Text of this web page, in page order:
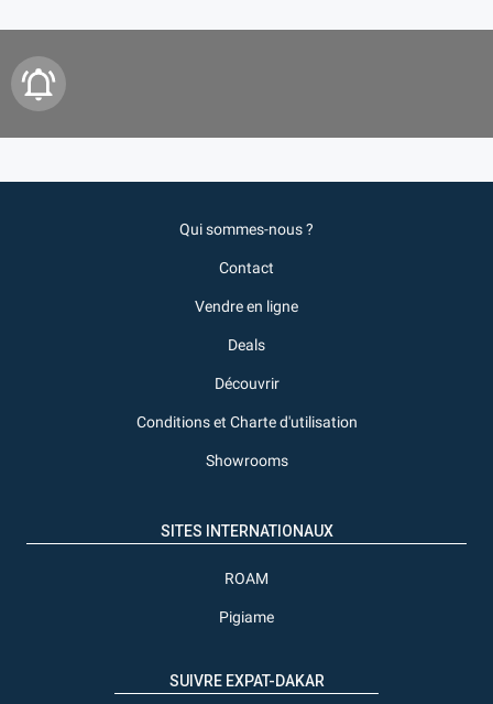
Qui sommes-nous ?
Contact
Vendre en ligne
Deals
Découvrir
Conditions et Charte d'utilisation
Showrooms
SITES INTERNATIONAUX
ROAM
Pigiame
SUIVRE EXPAT-DAKAR